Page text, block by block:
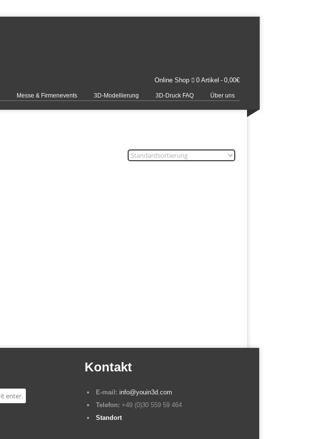
Online Shop 0 Artikel 0,00€
Messe & Firmenevents 3D-Modellierung 3D-Druck FAQ Über uns
Kontakt
E-mail: info@youin3d.com
Telefon: +49 (0)30 559 59 464
Standort